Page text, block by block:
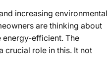
increasing environmental
are thinking about
energy-efficient. The
crucial role in this. It not